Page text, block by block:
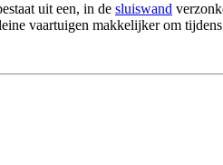
uit een, in de sluiswand
vaartuigen makkelijker om